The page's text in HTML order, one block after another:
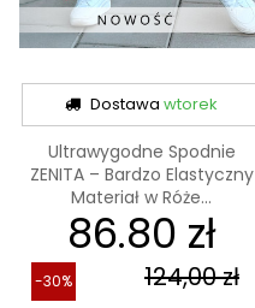
Dostawawtorek
Ultrawygodne Spodnie
ZENITA – Bardzo Elastyczny
Materiał w Róże...
86.80 zł
124,00 zł
-30%